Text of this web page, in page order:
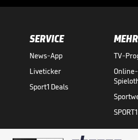
SERVICE
News-App
Liveticker
Sport1 Deals
MEHR
TV-